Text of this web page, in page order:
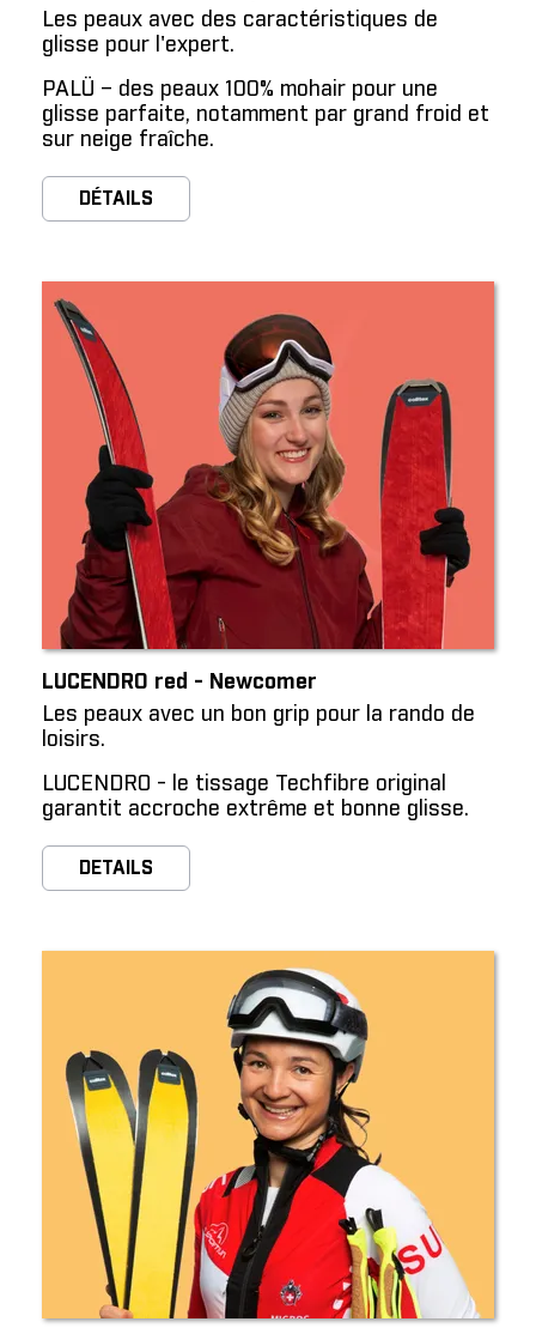
Les peaux avec des caractéristiques de
glisse pour l'expert.
PALÜ – des peaux 100% mohair pour une
glisse parfaite, notamment par grand froid et
sur neige fraîche.
DÉTAILS
LUCENDRO red - Newcomer
Les peaux avec un bon grip pour la rando de
loisirs.
LUCENDRO - le tissage Techfibre original
garantit accroche extrême et bonne glisse.
DETAILS